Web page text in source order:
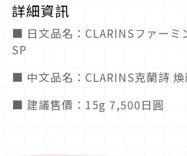
詳細資訊
■ 日文品名：CLARINSファーミ
SP
■ 中文品名：CLARINS克蘭詩
■ 建議售價：15g 7,500日圓